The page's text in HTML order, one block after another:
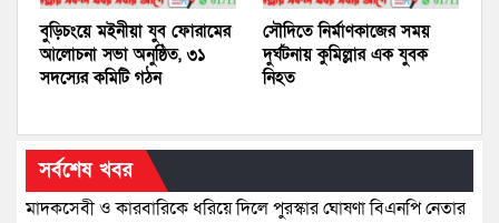
বুড়িচংয়ে মইনীয়া যুব ফোরামের
আলোচনা সভা অনুষ্ঠিত, ৩১
সদস্যের কমিটি গঠন
সৌদিতে নির্মাণকাজের সময়
দুর্ঘটনায় কুমিল্লার এক যুবক
নিহত
সর্বশেষ খবর
মাদকসেবী ও কারবারিকে ধরিয়ে দিলে পুরস্কার ঘোষণা বিএনপি নেতার